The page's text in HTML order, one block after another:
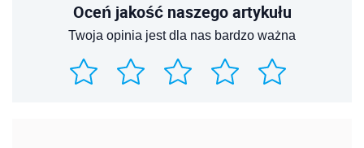
Oceń jakość naszego artykułu
Twoja opinia jest dla nas bardzo ważna